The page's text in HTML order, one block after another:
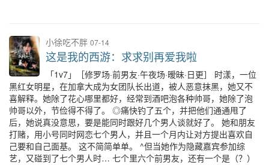
小徐吃不胖 07-14
这是我的西游：求求别再爱我啦
「1v7」［修罗场·前男友·午夜场·暧昧·日更］ 时漾，一位
黑红女明星，在加拿大成为女团队长出道，被人恶意抹黑，她又不
喜解释。她除了花心哪里都好，经常到酒吧泡各种帅哥，她除了泡
帅哥以外，节俭得不得了。 ◎痛快钓了五个，并把他们通通甩了
后，她说真没意思，要是能同时跟好几个男人谈就好了。 她和朋友
打赌，用小号同时网恋七个男人，并且一个月内让对方提出喜欢自
己要和自己面基。 这不简简单单。 ^但当她作为隐藏嘉宾参加综
艺，又碰到了七个男人时… 七个里六个前男友，还有一个是（？）